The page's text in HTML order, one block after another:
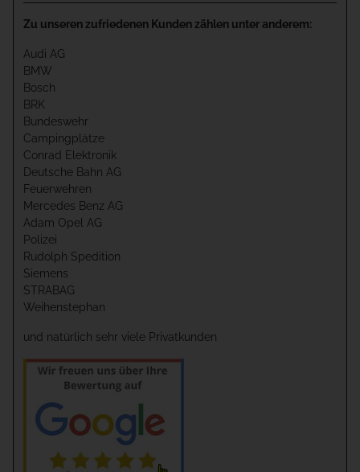
Zu unseren zufriedenen Kunden zählen unter anderem:
Audi AG
BMW
Bosch
BRK
Bundeswehr
Campingplätze
Conrad Elektronik
Deutsche Bahn AG
Feuerwehren
Mercedes Benz AG
Adam Opel AG
Polizei
Rudolph Spedition
Siemens
STRABAG
Weihenstephan
und natürlich sehr viele Privatkunden